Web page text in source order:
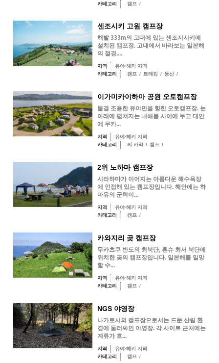
카테고리
캠프 /
센조시키 고원 캠프장
해발 333m의 고대에 있는 센조지시키에
설치된 캠프장. 고대에서 바라보는 일본해
의 절경,...
지역
유야·헤키 지역
카테고리
캠프 / 트레킹 / 등산 /
이가미카이하마 공원 오토캠프장
물결 조용한 유야만을 향한 오토캠프장. 눈
아래에 펼쳐지는 내해를 사이에 두고 대안
에 무카...
지역
유야·헤키 지역
카테고리
씨 카약 / 캠프 /
2위 노하마 캠프장
시라하마가 이어지는 아름다운 해수욕장
에 인접해 있는 캠프장입니다. 해안에는 하
마유의 군락이...
지역
유야·헤키 지역
카테고리
캠프 /
카와지리 곶 캠프장
무카츠쿠 반도의 최북단, 혼슈 최서 북단에
위치한 곶의 캠프장입니다. 일본해를 일망
할 수...
지역
유야·헤키 지역
카테고리
캠프 /
NGS 야영장
나가토시의 캠프장으로서는 드문 산림 환
경에 둘러싸인 야영장. 각 사이트 근처에는
계류가 흐...
지역
유야·헤키 지역
카테고리
캠프 /